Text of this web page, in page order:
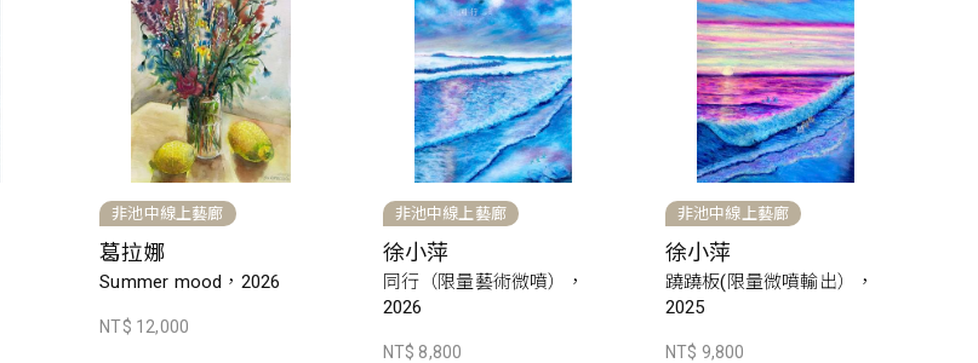
非池中線上藝廊
葛拉娜
Summer mood，2026
NT$ 12,000
非池中線上藝廊
徐小萍
同行（限量藝術微噴），
2026
NT$ 8,800
非池中線上藝廊
徐小萍
蹺蹺板(限量微噴輸出），
2025
NT$ 9,800